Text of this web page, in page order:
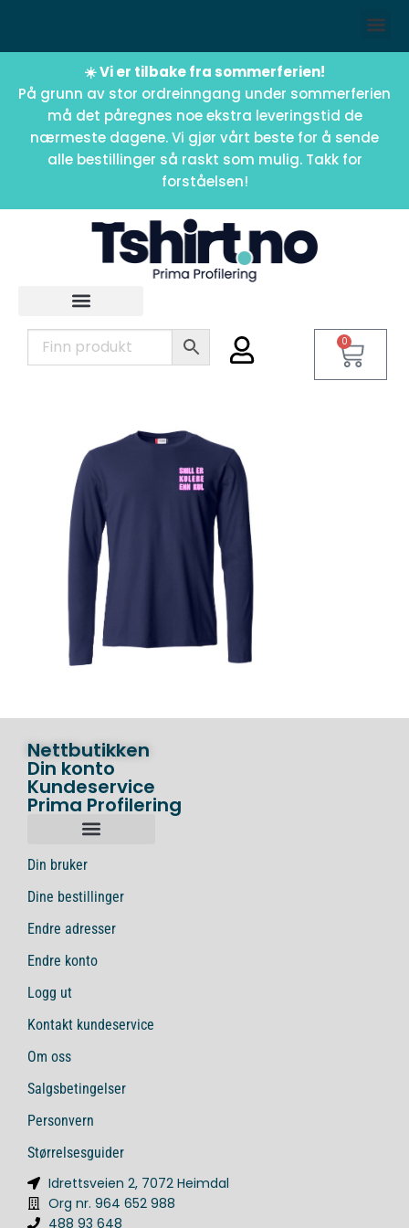
☀️ Vi er tilbake fra sommerferien!
På grunn av stor ordreinngang under sommerferien
må det påregnes noe ekstra leveringstid de
nærmeste dagene. Vi gjør vårt beste for å sende
alle bestillinger så raskt som mulig. Takk for
forståelsen!
0
Nettbutikken
Din konto
Kundeservice
Prima Profilering
Din bruker
Dine bestillinger
Endre adresser
Endre konto
Logg ut
Kontakt kundeservice
Om oss
Salgsbetingelser
Personvern
Størrelsesguider
Idrettsveien 2, 7072 Heimdal
Org nr. 964 652 988
488 93 648